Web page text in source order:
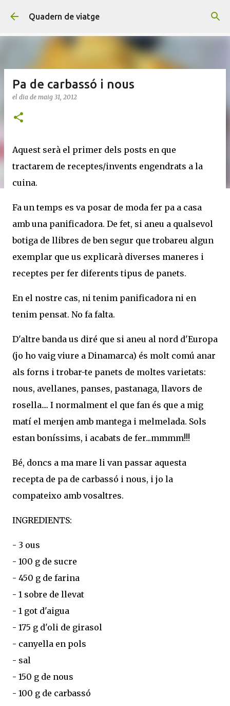
Salta al contingut principal
Quadern de viatge
Pa de carbassó i nous
el dia de maig 31, 2012
Aquest serà el primer dels posts en que
tractarem de receptes/invents engendrats a la
cuina.
Fa un temps es va posar de moda fer pa a casa
amb una panificadora. De fet, si aneu a qualsevol
botiga de llibres de ben segur que trobareu algun
exemplar que us explicarà diverses maneres i
receptes per fer diferents tipus de panets.
En el nostre cas, ni tenim panificadora ni en
tenim pensat. No fa falta.
D'altre banda us diré que si aneu al nord d'Europa
(jo ho vaig viure a Dinamarca) és molt comú anar
als forns i trobar-te panets de moltes varietats:
nous, avellanes, panses, pastanaga, llavors de
rosella.... I normalment el que fan és que a mig
matí el menjen amb mantega i melmelada. Sols
estan boníssims, i acabats de fer...mmmm!!!
Bé, doncs a ma mare li van passar aquesta
recepta de pa de carbassó i nous, i jo la
compateixo amb vosaltres.
INGREDIENTS:
- 3 ous
- 100 g de sucre
- 450 g de farina
- 1 sobre de llevat
- 1 got d'aigua
- 175 g d'oli de girasol
- canyella en pols
- sal
- 150 g de nous
- 100 g de carbassó